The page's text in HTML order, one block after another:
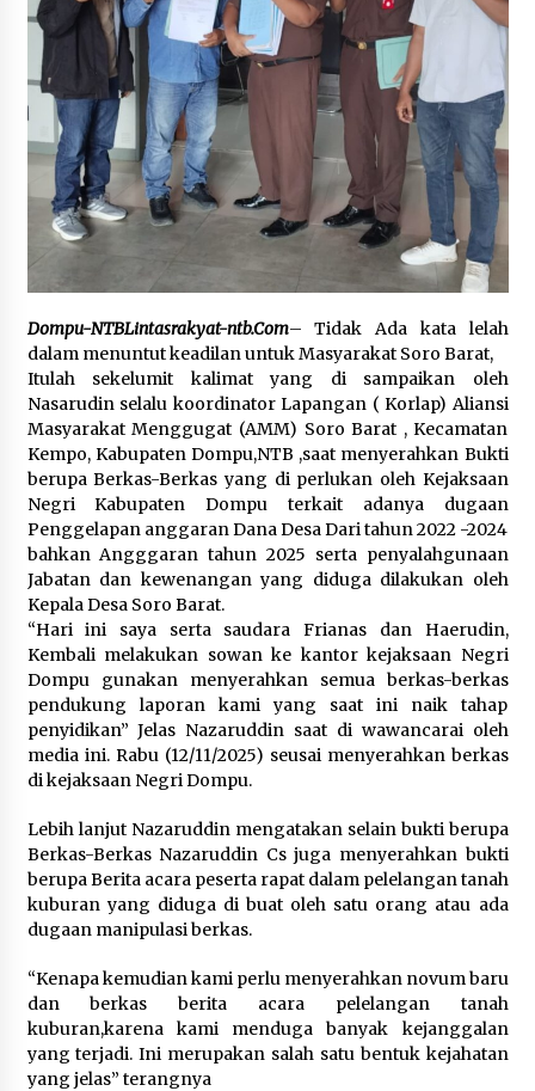
SATRESNARKOBA POLRES DOMPU AMANKAN
TERDUGA PELAKU NARKOTIKA DI KECAMATAN
KEMPO, BELASAN PAKET DIDUGA SABU DISITA
1 bulan ago
Dompu-NTBLintasrakyat-ntb.Com– Tidak Ada kata lelah
dalam menuntut keadilan untuk Masyarakat Soro Barat,
Itulah sekelumit kalimat yang di sampaikan oleh
Nasarudin selalu koordinator Lapangan ( Korlap) Aliansi
Masyarakat Menggugat (AMM) Soro Barat , Kecamatan
Kempo, Kabupaten Dompu,NTB ,saat menyerahkan Bukti
berupa Berkas-Berkas yang di perlukan oleh Kejaksaan
Negri Kabupaten Dompu terkait adanya dugaan
Penggelapan anggaran Dana Desa Dari tahun 2022 -2024
bahkan Angggaran tahun 2025 serta penyalahgunaan
Jabatan dan kewenangan yang diduga dilakukan oleh
Kepala Desa Soro Barat.
“Hari ini saya serta saudara Frianas dan Haerudin,
Kembali melakukan sowan ke kantor kejaksaan Negri
Dompu gunakan menyerahkan semua berkas-berkas
pendukung laporan kami yang saat ini naik tahap
penyidikan” Jelas Nazaruddin saat di wawancarai oleh
media ini. Rabu (12/11/2025) seusai menyerahkan berkas
di kejaksaan Negri Dompu.
Lebih lanjut Nazaruddin mengatakan selain bukti berupa
Berkas-Berkas Nazaruddin Cs juga menyerahkan bukti
berupa Berita acara peserta rapat dalam pelelangan tanah
kuburan yang diduga di buat oleh satu orang atau ada
dugaan manipulasi berkas.
“Kenapa kemudian kami perlu menyerahkan novum baru
dan berkas berita acara pelelangan tanah
kuburan,karena kami menduga banyak kejanggalan
yang terjadi. Ini merupakan salah satu bentuk kejahatan
yang jelas” terangnya